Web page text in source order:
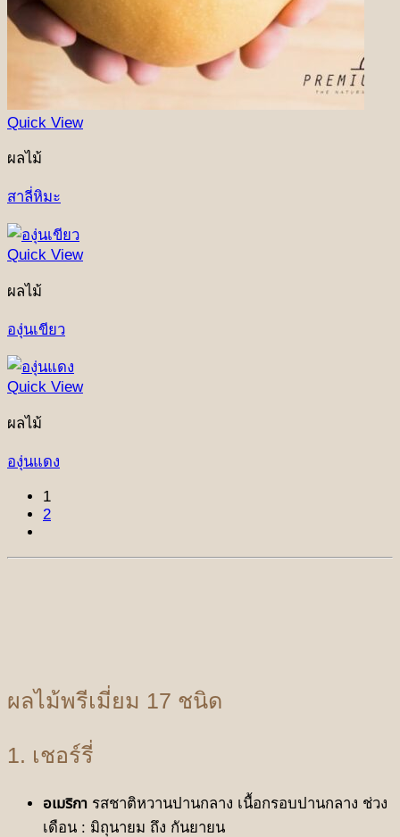
Quick View
ผลไม้
สาลี่หิมะ
Quick View
ผลไม้
องุ่นเขียว
Quick View
ผลไม้
องุ่นแดง
1
2
ผลไม้พรีเมี่ยม 17 ชนิด
1. เชอร์รี่
อเมริกา รสชาติหวานปานกลาง เนื้อกรอบปานกลาง ช่วง
เดือน : มิถุนายม ถึง กันยายน